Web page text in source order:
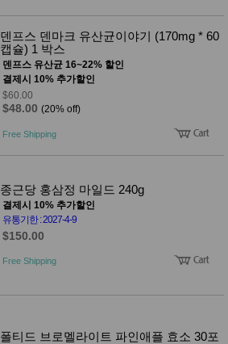
덴프스 덴마크 유산균이야기 (170mg * 60
캡슐) 1 박스
덴프스 유산균 16~22% 할인
결제시 10% 추가할인
$60.00
$48.00 (20% off)
Free Shipping
종근당 홍삼정 마일드 240g
결제시 10% 추가할인
유통기한 : 2027-4-9
$150.00
Free Shipping
폴티드 브로멜라이트 파인애플 효소 30포